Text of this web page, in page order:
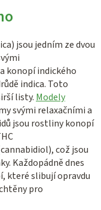
jsou jedním ze dvou
konopí indického
indica. Toto
listy. Modely
svými relaxačními a
jsou rostliny konopí
což jsou
Každopádně dnes
které slibují opravdu
pro